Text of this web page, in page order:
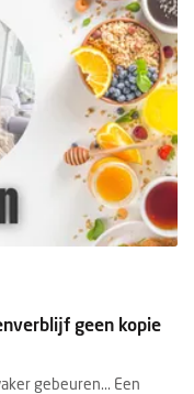
geen kopie
gebeuren... Een